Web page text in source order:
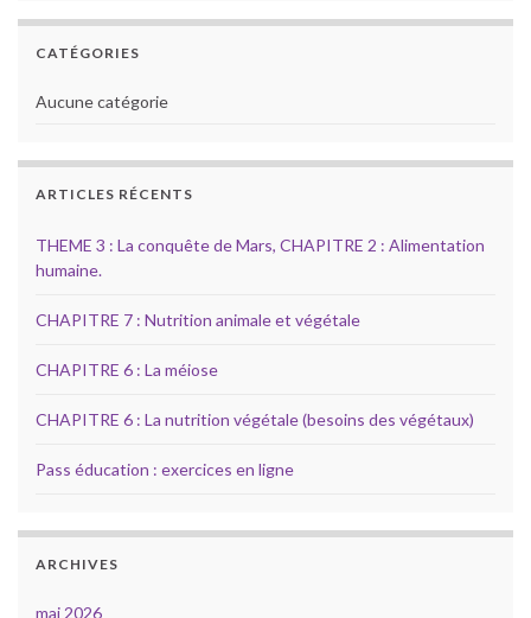
CATÉGORIES
Aucune catégorie
ARTICLES RÉCENTS
THEME 3 : La conquête de Mars, CHAPITRE 2 : Alimentation
humaine.
CHAPITRE 7 : Nutrition animale et végétale
CHAPITRE 6 : La méiose
CHAPITRE 6 : La nutrition végétale (besoins des végétaux)
Pass éducation : exercices en ligne
ARCHIVES
mai 2026